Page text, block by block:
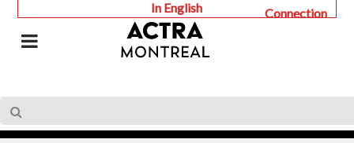
Connection
In English